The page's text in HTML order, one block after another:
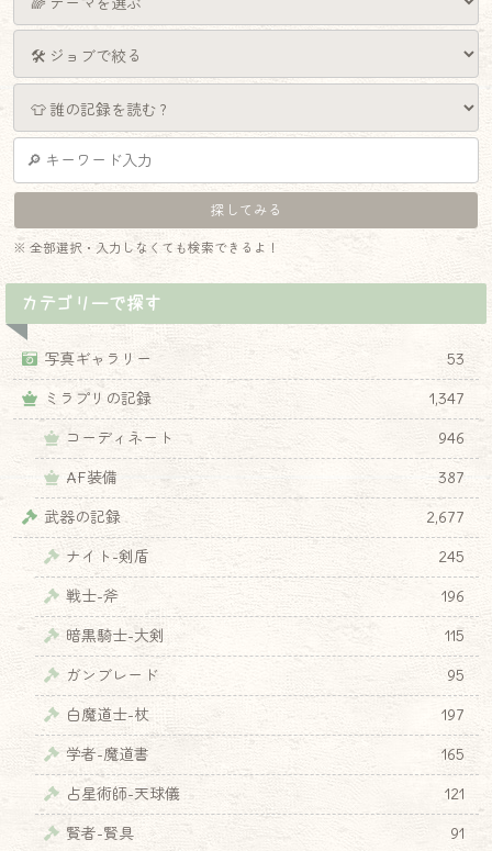
※ 全部選択・入力しなくても検索できるよ！
カテゴリーで探す
写真ギャラリー
53
ミラプリの記録
1,347
コーディネート
946
AF装備
387
武器の記録
2,677
ナイト-剣盾
245
戦士-斧
196
暗黒騎士-大剣
115
ガンブレード
95
白魔道士-杖
197
学者-魔道書
165
占星術師-天球儀
121
賢者-賢具
91